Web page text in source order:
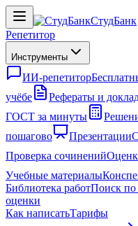
СтудБанк
Репетитор
Инструменты
ИИ-репетитор
учёбе
Рефераты и
ГОСТ за минуты
пошагово
Презентации
Проверка сочинений
Учебные материалы
Библиотека работПоиск по
оценки
Как написатьТарифы